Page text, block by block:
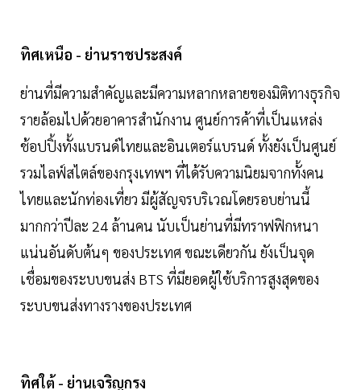
ทิศเหนือ - ย่านราชประสงค์
ย่านที่มีความสำคัญและมีความหลากหลายของมิติทางธุรกิจ
รายล้อมไปด้วยอาคารสำนักงาน ศูนย์การค้าที่เป็นแหล่ง
ช้อปปิ้งทั้งแบรนด์ไทยและอินเตอร์แบรนด์ ทั้งยังเป็นศูนย์
รวมไลฟ์สไตล์ของกรุงเทพฯ ที่ได้รับความนิยมจากทั้งคน
ไทยและนักท่องเที่ยว มีผู้สัญจรบริเวณโดยรอบย่านนี้
มากกว่าปีละ 24 ล้านคน นับเป็นย่านที่มีทราฟฟิกหนา
แน่นอันดับต้นๆ ของประเทศ ขณะเดียวกัน ยังเป็นจุด
เชื่อมของระบบขนส่ง BTS ที่มียอดผู้ใช้บริการสูงสุดของ
ระบบขนส่งทางรางของประเทศ
ทิศใต้ - ย่านเจริญกรุง